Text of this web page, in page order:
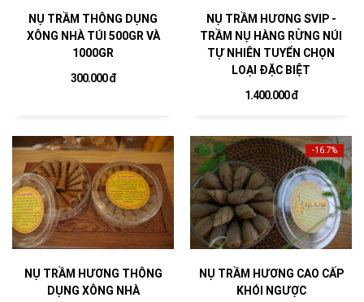
NỤ TRẦM THÔNG DỤNG
XÔNG NHÀ TÚI 500GR VÀ
1000GR
300.000 đ
NỤ TRẦM HƯƠNG SVIP -
TRẦM NỤ HÀNG RỪNG NÚI
TỰ NHIÊN TUYỂN CHỌN
LOẠI ĐẶC BIỆT
1.400.000 đ
NỤ TRẦM HƯƠNG THÔNG
DỤNG XÔNG NHÀ
-16.7%
NỤ TRẦM HƯƠNG CAO CẤP
KHÓI NGƯỢC